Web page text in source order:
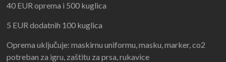
40 EUR oprema i 500 kuglica
5 EUR dodatnih 100 kuglica
Oprema uključuje: maskirnu uniformu, masku, marker, co2
potreban za igru, zaštitu za prsa, rukavice